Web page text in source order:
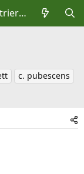
Registrieren
c. pubescens